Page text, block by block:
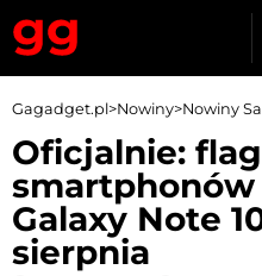
Gagadget.pl>Nowiny>Nowiny
Oficjalnie:
smartphonów
Galaxy Note
sierpnia